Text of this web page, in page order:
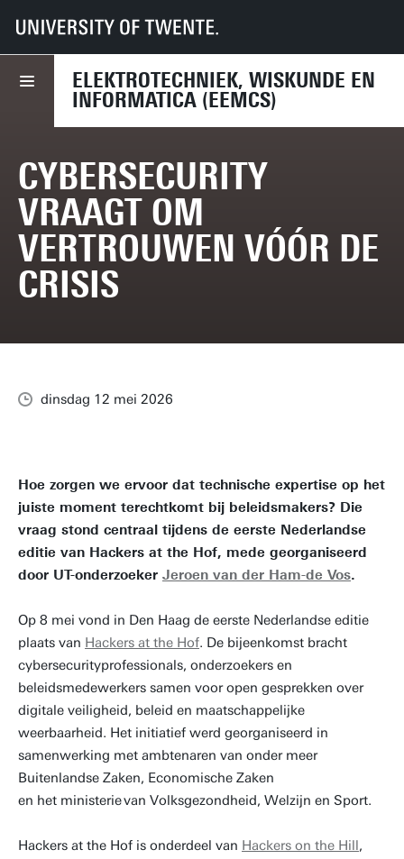
ELEKTROTECHNIEK, WISKUNDE EN
INFORMATICA (EEMCS)
UT Faculteiten EEMCS
Nieuws
Cybersecurity vraagt om vertrouwen vóór de crisis
CYBERSECURITY
VRAAGT OM
VERTROUWEN VÓÓR DE
CRISIS
dinsdag 12 mei 2026
Hoe zorgen we ervoor dat technische expertise op het
juiste moment terechtkomt bij beleidsmakers? Die
vraag stond centraal tijdens de eerste Nederlandse
editie van Hackers at the Hof, mede georganiseerd
door UT-onderzoeker Jeroen van der Ham-de Vos.
Op 8 mei vond in Den Haag de eerste Nederlandse editie
plaats van Hackers at the Hof. De bijeenkomst bracht
cybersecurityprofessionals, onderzoekers en
beleidsmedewerkers samen voor open gesprekken over
digitale veiligheid, beleid en maatschappelijke
weerbaarheid. Het initiatief werd georganiseerd in
samenwerking met ambtenaren van onder meer
Buitenlandse Zaken, Economische Zaken
en het ministerie van Volksgezondheid, Welzijn en Sport.
Hackers at the Hof is onderdeel van Hackers on the Hill,